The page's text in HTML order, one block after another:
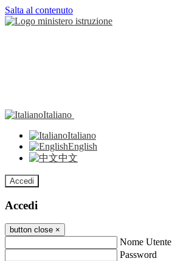
Salta al contenuto
Italiano
Italiano
English
中文
Accedi
Accedi
button close ×
Nome Utente
Password